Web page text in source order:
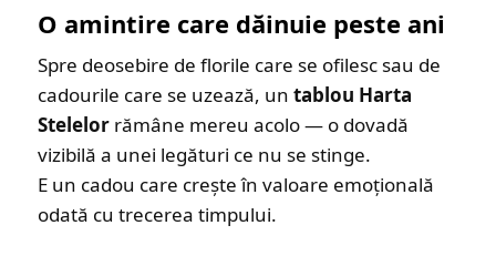
O amintire care dăinuie peste ani
Spre deosebire de florile care se ofilesc sau de
cadourile care se uzează, un tablou Harta
Stelelorrămâne mereu acolo — o dovadă
vizibilă a unei legături ce nu se stinge.
E un cadou care crește în valoare emoțională
odată cu trecerea timpului.